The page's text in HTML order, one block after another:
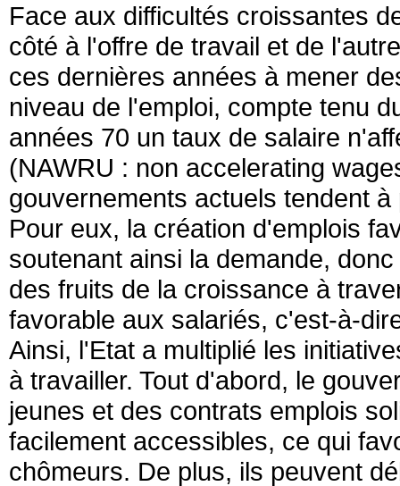
Face aux difficultés croissantes
côté à l'offre de travail et de
ces dernières années à mener
niveau de l'emploi, compte tenu
années 70 un taux de salaire
(NAWRU : non accelerating
gouvernements actuels tendent
Pour eux, la création d'emplois
soutenant ainsi la demande,
des fruits de la croissance à
favorable aux salariés, c'est-à-
Ainsi, l'Etat a multiplié les
à travailler. Tout d'abord, le
jeunes et des contrats emplois
facilement accessibles, ce qui
chômeurs. De plus, ils peuvent